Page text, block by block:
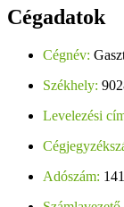
Cégadatok
Cégnév:
Székhely:
Levelezési
Adószám: